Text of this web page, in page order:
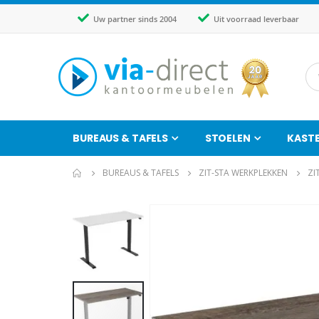
Uw partner sinds 2004 Uit voorraad leverbaar
BUREAUS & TAFELS STOELEN
BUREAUS & TAFELS ZIT-STA WERKPLEKKEN
naar
het
einde
van
de
afbeeldingen-